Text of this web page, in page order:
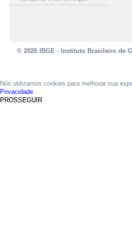
© 2026 IBGE - Instituto Brasileiro de
Nós utilizamos cookies para melhorar sua
Privacidade.
PROSSEGUIR